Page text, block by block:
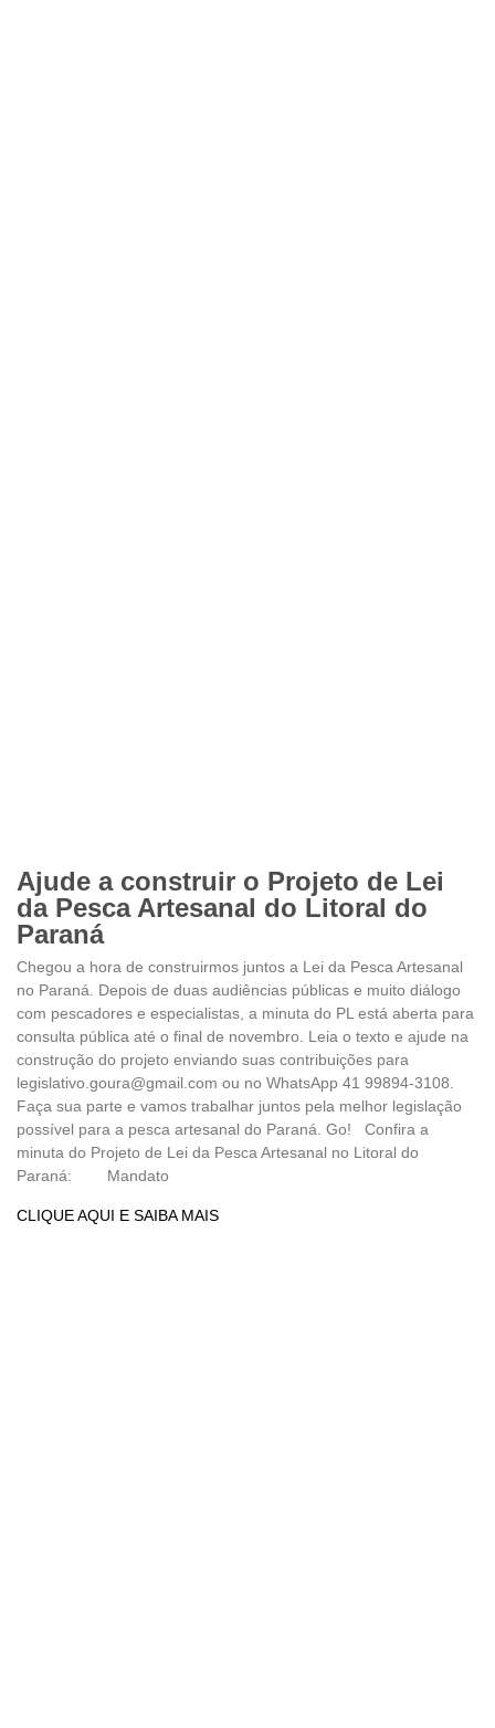
Ajude a construir o Projeto de Lei
da Pesca Artesanal do Litoral do
Paraná
Chegou a hora de construirmos juntos a Lei da Pesca Artesanal
no Paraná. Depois de duas audiências públicas e muito diálogo
com pescadores e especialistas, a minuta do PL está aberta para
consulta pública até o final de novembro. Leia o texto e ajude na
construção do projeto enviando suas contribuições para
legislativo.goura@gmail.com ou no WhatsApp 41 99894-3108.
Faça sua parte e vamos trabalhar juntos pela melhor legislação
possível para a pesca artesanal do Paraná. Go! Confira a
minuta do Projeto de Lei da Pesca Artesanal no Litoral do
Paraná: Mandato
CLIQUE AQUI E SAIBA MAIS